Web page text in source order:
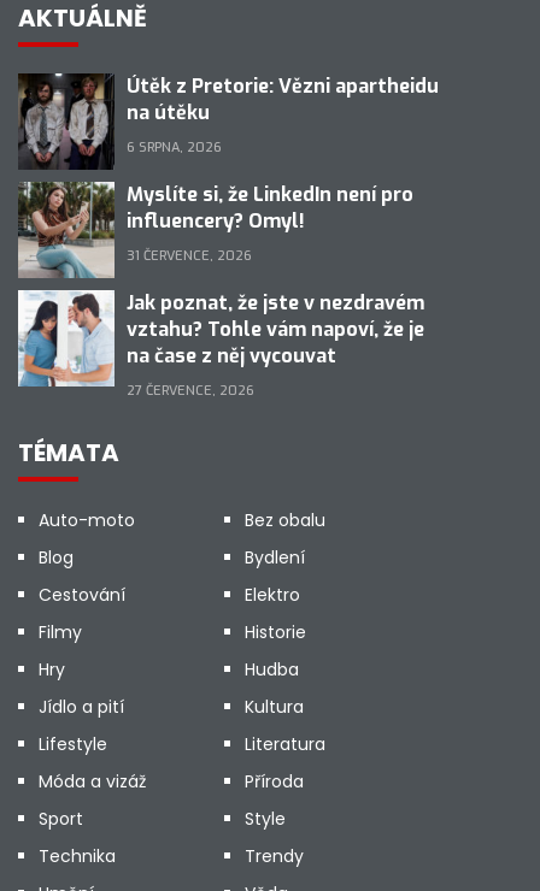
AKTUÁLNĚ
Útěk z Pretorie: Vězni apartheidu
na útěku
6 SRPNA, 2026
Myslíte si, že LinkedIn není pro
influencery? Omyl!
31 ČERVENCE, 2026
Jak poznat, že jste v nezdravém
vztahu? Tohle vám napoví, že je
na čase z něj vycouvat
27 ČERVENCE, 2026
TÉMATA
Auto-moto
Bez obalu
Blog
Bydlení
Cestování
Elektro
Filmy
Historie
Hry
Hudba
Jídlo a pití
Kultura
Lifestyle
Literatura
Móda a vizáž
Příroda
Sport
Style
Technika
Trendy